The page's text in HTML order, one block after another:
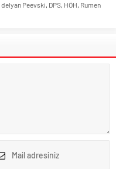
delyan Peevski, DPS, HÖH, Rumen